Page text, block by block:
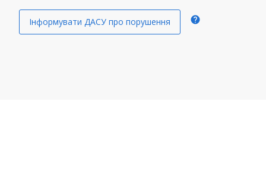
Інформувати ДАСУ про порушення help